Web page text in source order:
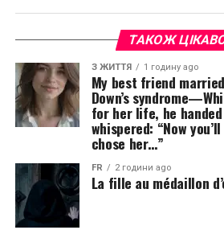
ТАКОЖ
З ЖИТТЯ 1 годину ago
My best friend
Down’s
for her life, he
whispered: “Now
chose her…”
FR 2 години ago
La fille au médaillon